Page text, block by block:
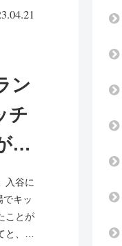
ン
チ
目
入谷に
でキッ
ことが
、驚